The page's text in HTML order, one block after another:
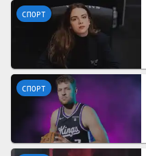
СПОРТ
СПОРТ